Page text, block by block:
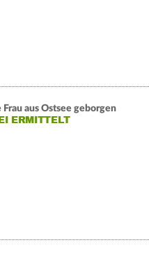
Frau aus Ostsee geborgen
ERMITTELT